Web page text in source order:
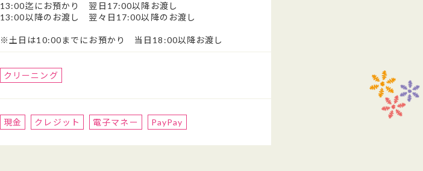
13:00迄にお預かり 翌日17:00以降お渡し
13:00以降のお渡し 翌々日17:00以降のお渡し
※土日は10:00までにお預かり 当日18:00以降お渡し
クリーニング
現金 クレジット 電子マネー PayPay